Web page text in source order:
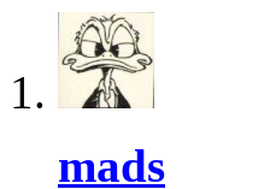
mads